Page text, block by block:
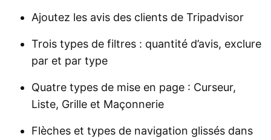
Ajoutez les avis des clients de Tripadvisor
Trois types de filtres : quantité d’avis, exclure
par et par type
Quatre types de mise en page : Curseur,
Liste, Grille et Maçonnerie
Flèches et types de navigation glissés dans